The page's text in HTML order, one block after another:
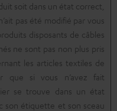
soit dans un état correct,
pas été modifié par vous
disposants de câbles
ne sont pas non plus pris
les articles textiles de
que si vous n’avez fait
se trouve dans un état
étiquette et son sceau